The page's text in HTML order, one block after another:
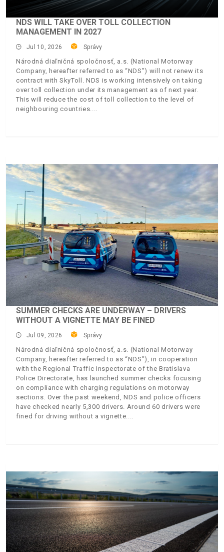
NDS WILL TAKE OVER TOLL COLLECTION
MANAGEMENT IN 2027
Jul 10, 2026 Správy
Národná diaľničná spoločnosť, a.s. (National Motorway
Company, hereafter referred to as “NDS”) will not renew its
contract with SkyToll. NDS is working intensively on taking
over toll collection under its management as of next year.
This will reduce the cost of toll collection to the level of
neighbouring countries.
SUMMER CHECKS ARE UNDERWAY – DRIVERS
WITHOUT A VIGNETTE MAY BE FINED
Jul 09, 2026 Správy
Národná diaľničná spoločnosť, a.s. (National Motorway
Company, hereafter referred to as “NDS”), in cooperation
with the Regional Traffic Inspectorate of the Bratislava
Police Directorate, has launched summer checks focusing
on compliance with charging regulations on motorway
sections. Over the past weekend, NDS and police officers
have checked nearly 5,300 drivers. Around 60 drivers were
fined for driving without a vignette.